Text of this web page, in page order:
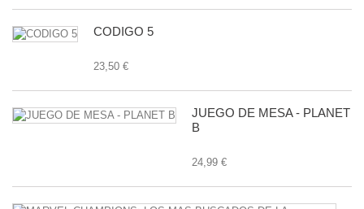
CODIGO 5
23,50 €
JUEGO DE MESA - PLANET
B
24,99 €